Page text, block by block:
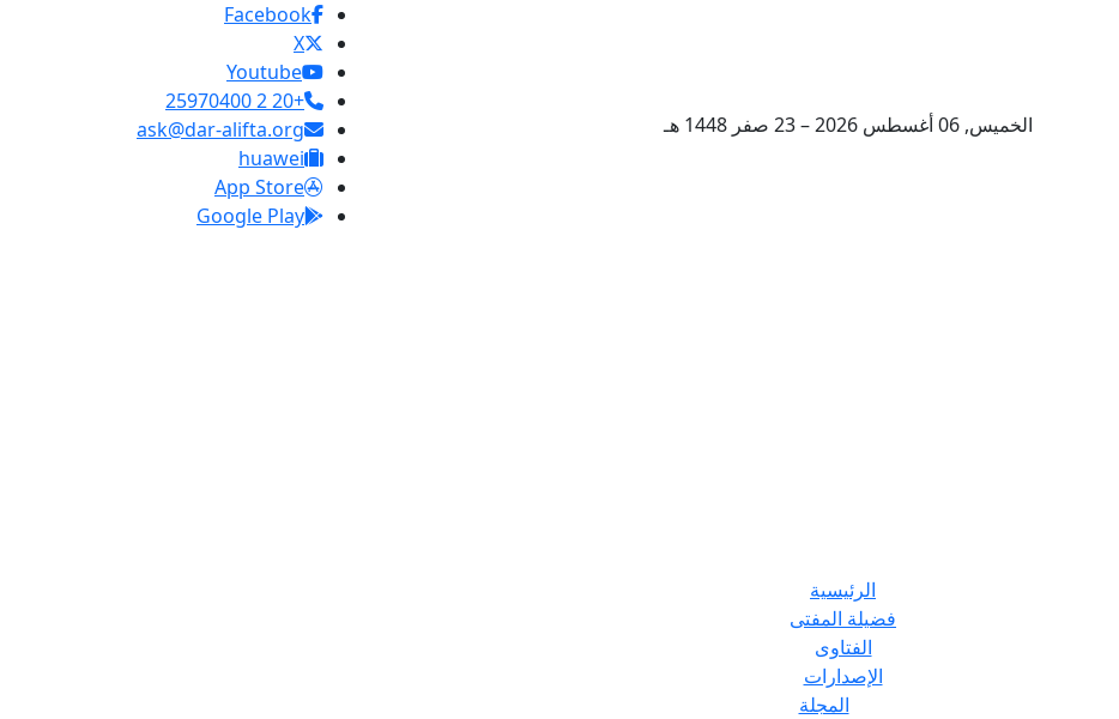
الخميس, 06 أغسطس 2026 – 23 صفر 1448 هـ
Facebook
X
Youtube
+20 2 25970400
ask@dar-alifta.org
huawei
App Store
Google Play
الرئيسية
فضيلة المفتى
الفتاوى
الإصدارات
المجلة